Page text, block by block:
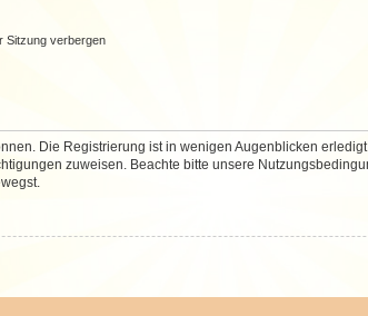
Sitzung verbergen
Die Registrierung ist in wenigen Augenblicken
zuweisen. Beachte bitte unsere